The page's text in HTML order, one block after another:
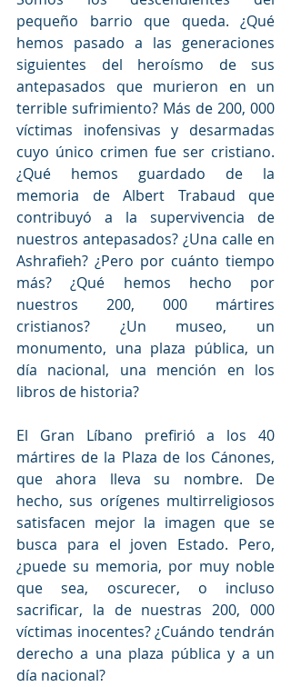
pequeño barrio que queda. ¿Qué
hemos pasado a las generaciones
siguientes del heroísmo de sus
antepasados que murieron en un
terrible sufrimiento? Más de 200, 000
víctimas inofensivas y desarmadas
cuyo único crimen fue ser cristiano.
¿Qué hemos guardado de la
memoria de Albert Trabaud que
contribuyó a la supervivencia de
nuestros antepasados? ¿Una calle en
Ashrafieh? ¿Pero por cuánto tiempo
más? ¿Qué hemos hecho por
nuestros 200, 000 mártires
cristianos? ¿Un museo, un
monumento, una plaza pública, un
día nacional, una mención en los
libros de historia?
El Gran Líbano prefirió a los 40
mártires de la Plaza de los Cánones,
que ahora lleva su nombre. De
hecho, sus orígenes multirreligiosos
satisfacen mejor la imagen que se
busca para el joven Estado. Pero,
¿puede su memoria, por muy noble
que sea, oscurecer, o incluso
sacrificar, la de nuestras 200, 000
víctimas inocentes? ¿Cuándo tendrán
derecho a una plaza pública y a un
día nacional?